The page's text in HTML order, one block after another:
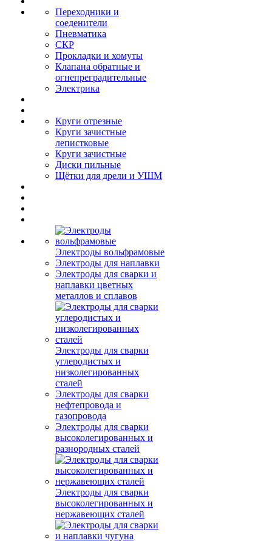
Переходники и
соеденители
Пневматика
СКР
Прокладки и хомуты
Клапана обратные и
огнепреградительные
Электрика
Круги отрезные
Круги зачистные
лепистковые
Круги зачистные
Диски пильные
Щётки для дрели и УШМ
Электроды вольфрамовые
Электроды для наплавки
Электроды для сварки и
наплавки цветных
металлов и сплавов
Электроды для сварки
углеродистых и
низколегированных
сталей
Электроды для сварки
нефтепровода и
газопровода
Электроды для сварки
высоколегированных и
разнородных сталей
Электроды для сварки
высоколегированных и
нержавеющих сталей